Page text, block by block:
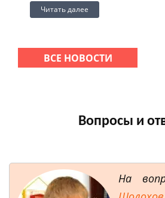
Читать далее
ВСЕ НОВОСТИ
Вопросы и
На